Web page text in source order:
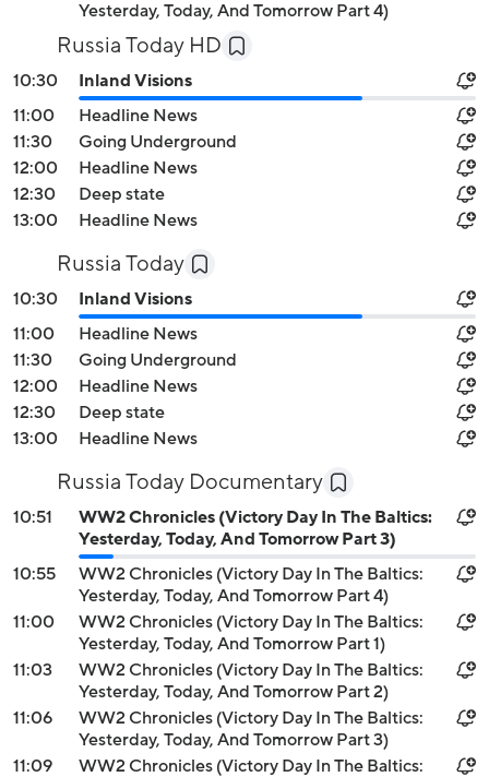
Yesterday, Today, And Tomorrow Part 4)
Russia Today HD
10:30
Inland Visions
11:00
Headline News
11:30
Going Underground
12:00
Headline News
12:30
Deep state
13:00
Headline News
Russia Today
10:30
Inland Visions
11:00
Headline News
11:30
Going Underground
12:00
Headline News
12:30
Deep state
13:00
Headline News
Russia Today Documentary
10:51
WW2 Chronicles (Victory Day In The Baltics:
Yesterday, Today, And Tomorrow Part 3)
10:55
WW2 Chronicles (Victory Day In The Baltics:
Yesterday, Today, And Tomorrow Part 4)
11:00
WW2 Chronicles (Victory Day In The Baltics:
Yesterday, Today, And Tomorrow Part 1)
11:03
WW2 Chronicles (Victory Day In The Baltics:
Yesterday, Today, And Tomorrow Part 2)
11:06
WW2 Chronicles (Victory Day In The Baltics:
Yesterday, Today, And Tomorrow Part 3)
11:09
WW2 Chronicles (Victory Day In The Baltics: